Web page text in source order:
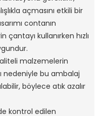
açmasını etkili bir
contanın
çantayı kullanırken hızlı
malzemelerin
nedeniyle bu ambalaj
böylece atık azalır
kontrol edilen